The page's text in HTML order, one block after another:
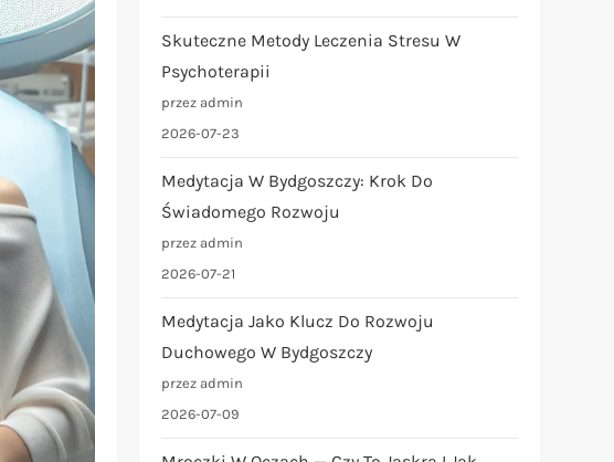
Skuteczne Metody Leczenia Stresu W
Psychoterapii
przez admin
2026-07-23
Medytacja W Bydgoszczy: Krok Do
Świadomego Rozwoju
przez admin
2026-07-21
Medytacja Jako Klucz Do Rozwoju
Duchowego W Bydgoszczy
przez admin
2026-07-09